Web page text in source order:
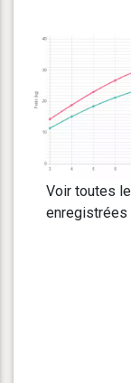
Voir toutes
enregistrées